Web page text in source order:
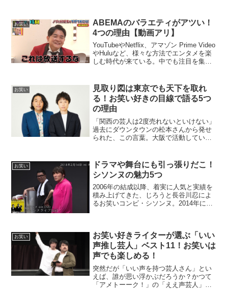
妹ではないこと、2人ともコンビ名の阿佐
ヶ谷に住んでいること...
お笑い
ABEMAのバラエティがアツい！
4つの理由【動画アリ】
YouTubeやNetflix、アマゾン Prime Video
やHuluなど、様々な方法でエンタメを楽
しむ時代が来ている。中でも注目を集め
きるABEMAだ。＞＞＞AB...
お笑い
見取り図は東京でも天下を取れ
る！お笑い好きの目線で語る5つ
の理由
「関西の芸人は2度売れないといけない」
過去にダウンタウンの松本さんから発せ
られた、この言葉。大阪で活動している
だ。この言葉通り、上京を機に思うよう
な活躍ができずに悩む芸...
お笑い
ドラマや舞台にも引っ張りだこ！
シソンヌの魅力5つ
2006年の結成以降、着実に人気と実績を
積み上げてきた、じろうと長谷川忍によ
るお笑いコンビ・シソンヌ。2014年にキ
った人からすれ...
お笑い
お笑い好きライターが選ぶ「いい
声推し芸人」ベスト11！お笑いは
声でも楽しめる！
突然だが「いい声を持つ芸人さん」とい
えば、誰が思い浮かぶだろうか？かつて
「アメトーーク！」の「ええ声芸人」の